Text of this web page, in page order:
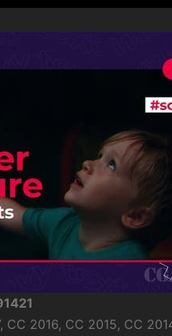
CC 2016, CC 2015, CC